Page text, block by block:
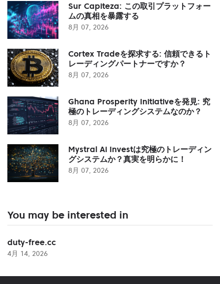
Sur Capiteza: この取引プラットフォー
ムの真相を暴露する
8月 07, 2026
Cortex Tradeを探求する: 信頼できるト
レーディングパートナーですか？
8月 07, 2026
Ghana Prosperity Initiativeを発見: 究
極のトレーディングシステムなのか？
8月 07, 2026
Mystral Ai Investは究極のトレーディン
グシステムか？真実を明らかに！
8月 07, 2026
You may be interested in
duty-free.cc
4月 14, 2026